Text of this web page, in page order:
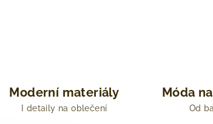
Moderní materiály
I detaily na oblečení
Móda
Od